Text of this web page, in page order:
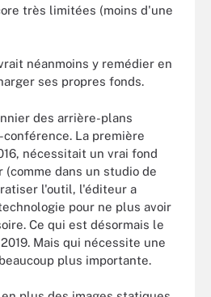
très limitées (moins d'une
néanmoins y remédier en
ses propres fonds.
des arrière-plans
La première
nécessitait un vrai fond
dans un studio de
l'outil, l'éditeur a
pour ne plus avoir
Ce qui est désormais le
Mais qui nécessite une
plus importante.